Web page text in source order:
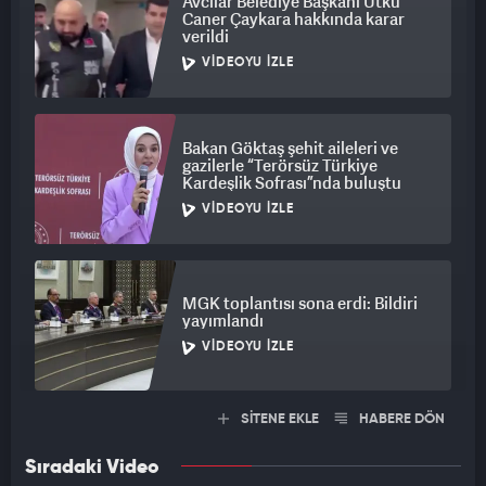
Caner Çaykara hakkında karar
verildi
VIDEOYU İZLE
Bakan Göktaş şehit aileleri ve
gazilerle “Terörsüz Türkiye
Kardeşlik Sofrası”nda buluştu
VIDEOYU İZLE
MGK toplantısı sona erdi: Bildiri
yayımlandı
VIDEOYU İZLE
SİTENE EKLE HABERE DÖN
Sıradaki Video